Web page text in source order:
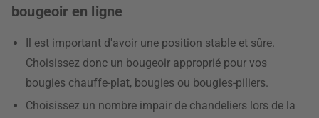
bougeoir en ligne
Il est important d'avoir une position stable et sûre.
Choisissez donc un bougeoir approprié pour vos
bougies chauffe-plat, bougies ou bougies-piliers.
Choisissez un nombre impair de chandeliers lors de la